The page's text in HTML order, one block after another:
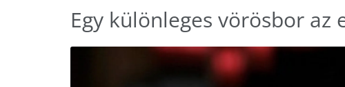
Egy különleges vörösbor az